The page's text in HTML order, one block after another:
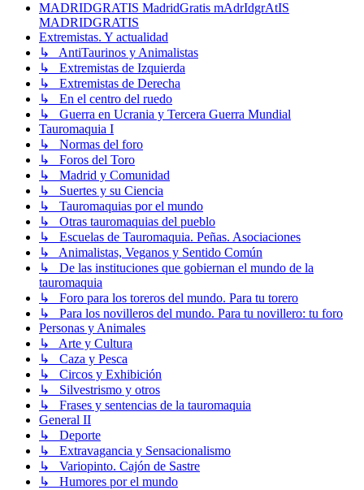
MADRIDGRATIS MadridGratis mAdrIdgrAtIS
MADRIDGRATIS
Extremistas. Y actualidad
↳ AntiTaurinos y Animalistas
↳ Extremistas de Izquierda
↳ Extremistas de Derecha
↳ En el centro del ruedo
↳ Guerra en Ucrania y Tercera Guerra Mundial
Tauromaquia I
↳ Normas del foro
↳ Foros del Toro
↳ Madrid y Comunidad
↳ Suertes y su Ciencia
↳ Tauromaquias por el mundo
↳ Otras tauromaquias del pueblo
↳ Escuelas de Tauromaquia. Peñas. Asociaciones
↳ Animalistas, Veganos y Sentido Común
↳ De las instituciones que gobiernan el mundo de la
tauromaquia
↳ Foro para los toreros del mundo. Para tu torero
↳ Para los novilleros del mundo. Para tu novillero: tu foro
Personas y Animales
↳ Arte y Cultura
↳ Caza y Pesca
↳ Circos y Exhibición
↳ Silvestrismo y otros
↳ Frases y sentencias de la tauromaquia
General II
↳ Deporte
↳ Extravagancia y Sensacionalismo
↳ Variopinto. Cajón de Sastre
↳ Humores por el mundo